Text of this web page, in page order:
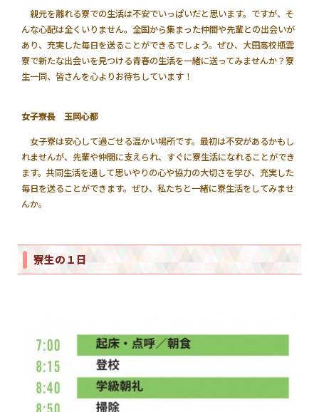
親元を離れる寮での生活は不安でいっぱいだと思います。ですが、そ
んな心配は全くいりません。全国から集まった仲間や先輩との出会いが
あり、充実した毎日を送ることができるでしょう。ぜひ、大田高校瓶雲
寮で新たな出会いを見つける青春の生活を一緒に送ってみませんか？寮
生一同、皆さんを心よりお待ちしています！
女子寮長 玉岡心都
女子寮は安心して過ごせる温かい場所です。最初は不安があるかもし
れませんが、先輩や仲間に支えられ、すぐに寮生活になれることができ
ます。共同生活を通して思いやりの心や協力の大切さを学び、充実した
毎日を送ることができます。ぜひ、私たちと一緒に寮生活をしてみませ
んか。
寮生の１日